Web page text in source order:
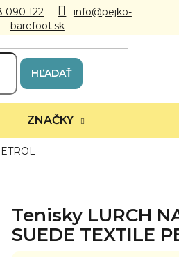
090 122
info@pejko-
barefoot.sk
HĽADAŤ
ZNAČKY
Tenisky LURCH
SUEDE TEXTILE